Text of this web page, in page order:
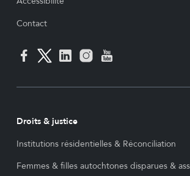
Contact
Droits & justice
Institutions résidentielles & Réconciliation
Femmes & filles autochtones disparues &